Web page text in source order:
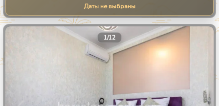
Даты не выбраны
1/12